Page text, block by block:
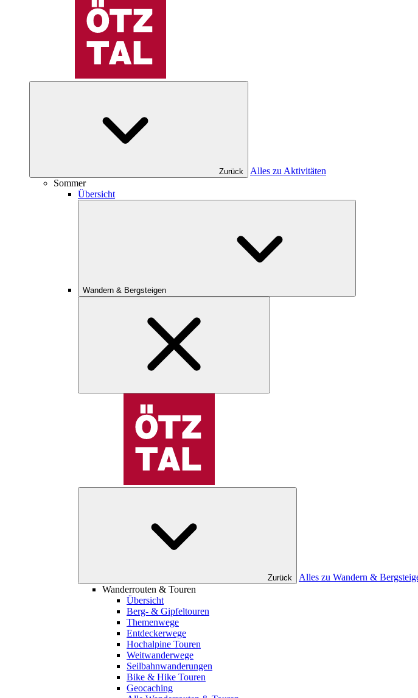
Zurück
Alles zu Aktivitäten
Sommer
Übersicht
Wandern & Bergsteigen
Zurück
Alles zu Wandern &
Wanderrouten & Touren
Übersicht
Berg- & Gipfeltouren
Themenwege
Entdeckerwege
Hochalpine Touren
Weitwanderwege
Seilbahnwanderungen
Bike & Hike Touren
Geocaching